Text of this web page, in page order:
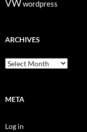
VWwordpress
ARCHIVES
Archives
META
Log in